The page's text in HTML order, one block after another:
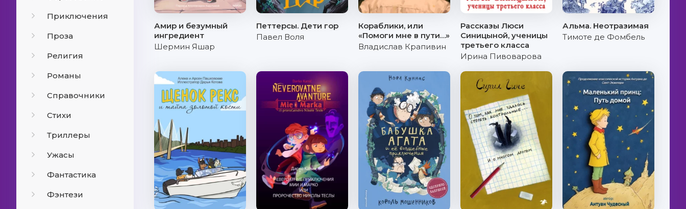
Приключения
Проза
Религия
Романы
Справочники
Стихи
Триллеры
Ужасы
Фантастика
Фэнтези
Амир и безумный
ингредиент
Шермин Яшар
Петтерсы. Дети гор
Павел Воля
Кораблики, или
«Помоги мне в пути…»
Владислав Крапивин
Рассказы Люси
Синицыной, ученицы
третьего класса
Ирина Пивоварова
Альма. Неотразимая
Тимоте де Фомбель